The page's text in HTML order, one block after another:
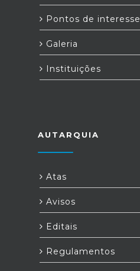
Pontos de interesse
Galeria
Instituições
AUTARQUIA
Atas
Avisos
Editais
Regulamentos